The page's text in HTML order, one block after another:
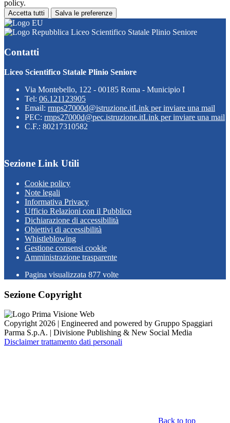
policy.
Accetta tutti Salva le preferenze
Liceo Scientifico Statale Plinio Seniore
Contatti
Liceo Scientifico Statale Plinio Seniore
Via Montebello, 122 - 00185 Roma - Municipio I
Tel: 06.121123905
Email: rmps27000d@istruzione.itLink per inviare una mail
PEC: rmps27000d@pec.istruzione.itLink per inviare una mail
C.F.: 80217310582
Sezione Link Utili
Cookie policy
Note legali
Informativa Privacy
Ufficio Relazioni con il Pubblico
Dichiarazione di accessibilità
Obiettivi di accessibilità
Whistleblowing
Gestione consensi cookie
Amministrazione trasparente
Pagina visualizzata 877 volte
Sezione Copyright
Copyright 2026 | Engineered and powered by Gruppo Spaggiari
Parma S.p.A. | Divisione Publishing & New Social Media
Disclaimer trattamento dati personali
Back to top